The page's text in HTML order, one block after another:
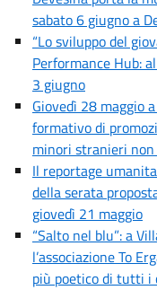
sabato 6 giugno a
“Lo sviluppo del
Performance Hub:
3 giugno
Giovedì 28 maggio
formativo di
minori stranieri non
Il reportage
della serata
giovedì 21 maggio
“Salto nel blu”: a
l’associazione To
più poetico di tutti i